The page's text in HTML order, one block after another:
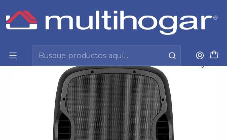
Inicio Tecnología y cuidado personal
Cajas acusticas
Caja Acustustica Activa Bt Elevate 115Bt 5303302